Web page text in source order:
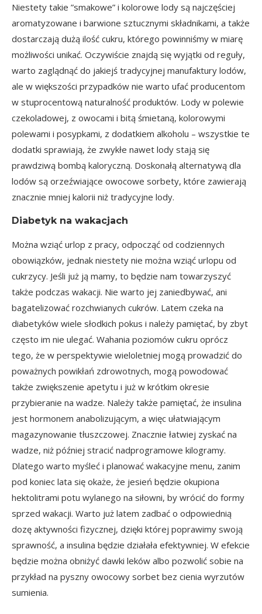
Niestety takie ”smakowe” i kolorowe lody są najczęściej
aromatyzowane i barwione sztucznymi składnikami, a także
dostarczają dużą ilość cukru, którego powinniśmy w miarę
możliwości unikać. Oczywiście znajdą się wyjątki od reguły,
warto zaglądnąć do jakiejś tradycyjnej manufaktury lodów,
ale w większości przypadków nie warto ufać producentom
w stuprocentową naturalność produktów. Lody w polewie
czekoladowej, z owocami i bitą śmietaną, kolorowymi
polewami i posypkami, z dodatkiem alkoholu – wszystkie te
dodatki sprawiają, że zwykłe nawet lody stają się
prawdziwą bombą kaloryczną. Doskonałą alternatywą dla
lodów są orzeźwiające owocowe sorbety, które zawierają
znacznie mniej kalorii niż tradycyjne lody.
Diabetyk na wakacjach
Można wziąć urlop z pracy, odpocząć od codziennych
obowiązków, jednak niestety nie można wziąć urlopu od
cukrzycy. Jeśli już ją mamy, to będzie nam towarzyszyć
także podczas wakacji. Nie warto jej zaniedbywać, ani
bagatelizować rozchwianych cukrów. Latem czeka na
diabetyków wiele słodkich pokus i należy pamiętać, by zbyt
często im nie ulegać. Wahania poziomów cukru oprócz
tego, że w perspektywie wieloletniej mogą prowadzić do
poważnych powikłań zdrowotnych, mogą powodować
także zwiększenie apetytu i już w krótkim okresie
przybieranie na wadze. Należy także pamiętać, że insulina
jest hormonem anabolizującym, a więc ułatwiającym
magazynowanie tłuszczowej. Znacznie łatwiej zyskać na
wadze, niż później stracić nadprogramowe kilogramy.
Dlatego warto myśleć i planować wakacyjne menu, zanim
pod koniec lata się okaże, że jesień będzie okupiona
hektolitrami potu wylanego na siłowni, by wrócić do formy
sprzed wakacji. Warto już latem zadbać o odpowiednią
dozę aktywności fizycznej, dzięki której poprawimy swoją
sprawność, a insulina będzie działała efektywniej. W efekcie
będzie można obniżyć dawki leków albo pozwolić sobie na
przykład na pyszny owocowy sorbet bez cienia wyrzutów
sumienia.